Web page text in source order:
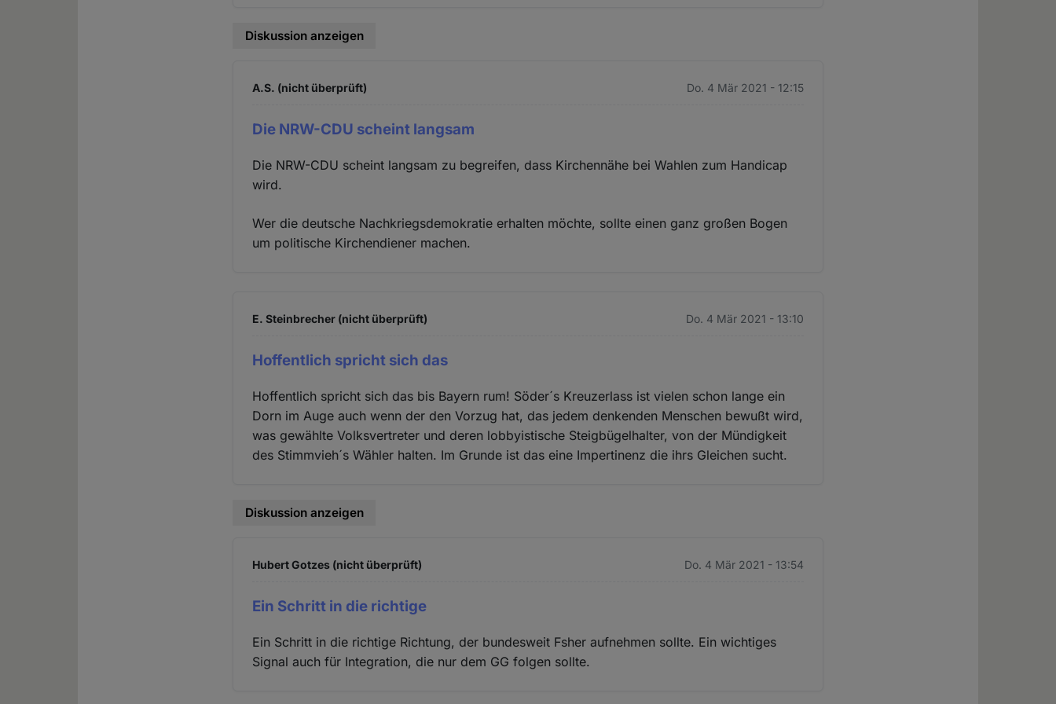
Diskussion anzeigen
A.S. (nicht überprüft) Do. 4 Mär 2021 - 12:15
Die NRW-CDU scheint langsam
Die NRW-CDU scheint langsam zu begreifen, dass Kirchennähe bei Wahlen zum Handicap
wird.
Wer die deutsche Nachkriegsdemokratie erhalten möchte, sollte einen ganz großen Bogen
um politische Kirchendiener machen.
E. Steinbrecher (nicht überprüft) Do. 4 Mär 2021 - 13:10
Hoffentlich spricht sich das
Hoffentlich spricht sich das bis Bayern rum! Söder´s Kreuzerlass ist vielen schon lange ein
Dorn im Auge auch wenn der den Vorzug hat, das jedem denkenden Menschen bewußt wird,
was gewählte Volksvertreter und deren lobbyistische Steigbügelhalter, von der Mündigkeit
des Stimmvieh´s Wähler halten. Im Grunde ist das eine Impertinenz die ihrs Gleichen sucht.
Diskussion anzeigen
Hubert Gotzes (nicht überprüft) Do. 4 Mär 2021 - 13:54
Ein Schritt in die richtige
Ein Schritt in die richtige Richtung, der bundesweit Fsher aufnehmen sollte. Ein wichtiges
Signal auch für Integration, die nur dem GG folgen sollte.